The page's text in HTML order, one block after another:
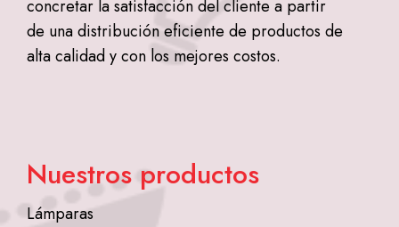
concretar la satisfacción del cliente a partir
de una distribución eficiente de productos de
alta calidad y con los mejores costos.
Nuestros productos
Lámparas